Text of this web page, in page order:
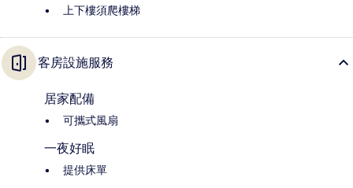
上下樓須爬樓梯
客房設施服務
居家配備
可攜式風扇
一夜好眠
提供床單